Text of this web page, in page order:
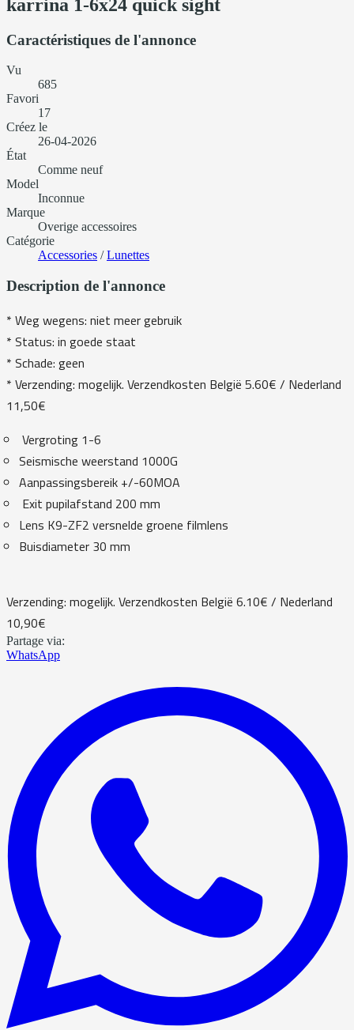
karrina 1-6x24 quick sight
Caractéristiques de l'annonce
Vu
685
Favori
17
Créez le
26-04-2026
État
Comme neuf
Model
Inconnue
Marque
Overige accessoires
Catégorie
Accessories /Lunettes
Description de l'annonce
* Weg wegens: niet meer gebruik
* Status: in goede staat
* Schade: geen
* Verzending: mogelijk. Verzendkosten België 5.60€ / Nederland
11,50€
Vergroting 1-6
Seismische weerstand 1000G
Aanpassingsbereik +/-60MOA
Exit pupilafstand 200 mm
Lens K9-ZF2 versnelde groene filmlens
Buisdiameter 30 mm
Verzending: mogelijk. Verzendkosten België 6.10€ / Nederland
10,90€
Partage via:
WhatsApp